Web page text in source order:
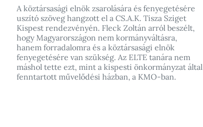
A köztársasági elnök zsarolására és fenyegetésére
uszító szöveg hangzott el a CS.A.K. Tisza Sziget
Kispest rendezvényén. Fleck Zoltán arról beszélt,
hogy Magyarországon nem kormányváltásra,
hanem forradalomra és a köztársasági elnök
fenyegetésére van szükség. Az ELTE tanára nem
máshol tette ezt, mint a kispesti önkormányzat által
fenntartott művelődési házban, a KMO-ban.